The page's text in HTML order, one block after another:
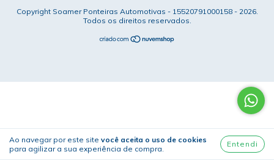
Ao navegar por este site você aceita o uso de cookies
para agilizar a sua experiência de compra.
Entendi
Copyright Soamer Ponteiras Automotivas - 15520791000158 - 2026.
Todos os direitos reservados.